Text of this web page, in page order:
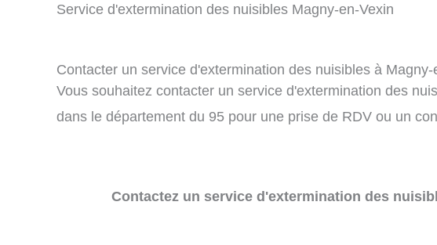
Service d'extermination des nuisibles Magny-en-Vexin
Contacter un service d'extermination des nuisibles à
Vous souhaitez contacter un service d'extermination des
dans le département du 95 pour une prise de RDV ou un
Contactez un service d'extermination des